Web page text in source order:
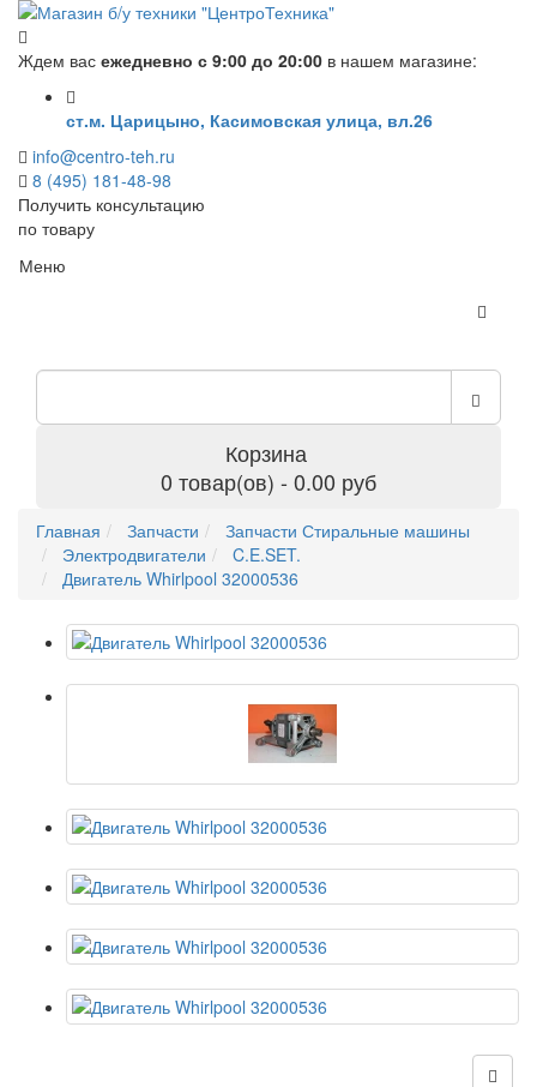
Ждем вас ежедневно с 9:00 до 20:00 в нашем магазине:
ст.м. Царицыно, Касимовская улица, вл.26
info@centro-teh.ru
8 (495) 181-48-98
Получить консультацию
по товару
Меню
Корзина
0 товар(ов) - 0.00 руб
Главная Запчасти
Запчасти Стиральные машины
Электродвигатели
C.E.SET.
Двигатель Whirlpool 32000536